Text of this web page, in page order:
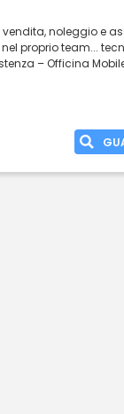
noleggio e
proprio team...
– Officina